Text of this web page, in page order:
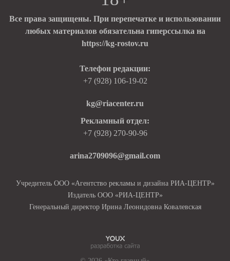
Все права защищены. При перепечатке и использовании
любых материалов обязательна гиперссылка на
https://kg-rostov.ru
Телефон редакции:
+7 (928) 106-19-02
kg@riacenter.ru
Рекламный отдел:
+7 (928) 270-90-96
arina2709096@gmail.com
Учредитель ООО «Агентство рекламы и дизайна РИА-ЦЕНТР»
Издатель ООО «РИА-ЦЕНТР»
Генеральный директор Ирина Леонидовна Ковалевская